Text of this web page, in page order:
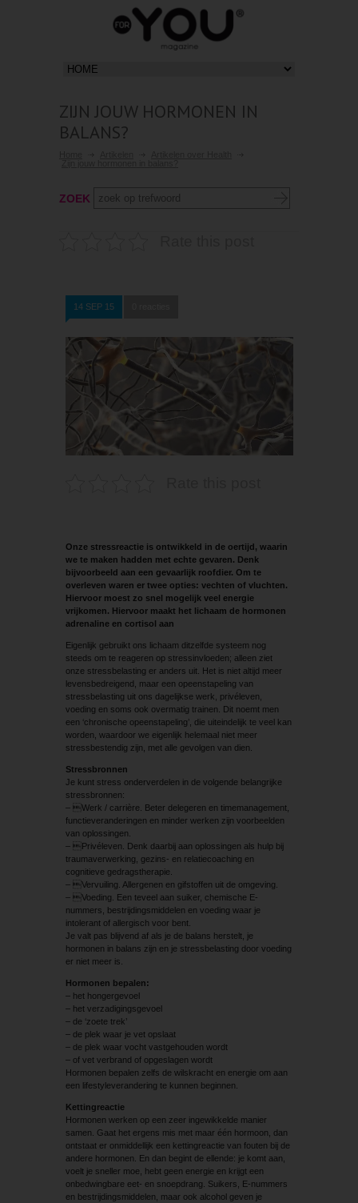
ZIJN JOUW HORMONEN IN
BALANS?
ZOEK
14 SEP 15
Onze stressreactie is ontwikkeld in de oertijd, waarin
we te maken hadden met echte gevaren. Denk
bijvoorbeeld aan een gevaarlijk roofdier. Om te
overleven waren er twee opties: vechten of vluchten.
Hiervoor moest zo snel mogelijk veel energie
vrijkomen. Hiervoor maakt het lichaam de hormonen
adrenaline en cortisol aan
Eigenlijk gebruikt ons lichaam ditzelfde systeem nog
steeds om te reageren op stressinvloeden; alleen ziet
onze stressbelasting er anders uit. Het is niet altijd meer
levensbedreigend, maar een opeenstapeling van
stressbelasting uit ons dagelijkse werk, privéleven,
voeding en soms ook overmatig trainen. Dit noemt men
een ‘chronische opeenstapeling’, die uiteindelijk te veel kan
worden, waardoor we eigenlijk helemaal niet meer
stressbestendig zijn, met alle gevolgen van dien.
Stressbronnen
Je kunt stress onderverdelen in de volgende belangrijke
stressbronnen:
– Werk / carrière. Beter delegeren en timemanagement,
functieveranderingen en minder werken zijn voorbeelden
van oplossingen.
– Privéleven. Denk daarbij aan oplossingen als hulp bij
traumaverwerking, gezins- en relatiecoaching en
cognitieve gedragstherapie.
– Vervuiling. Allergenen en gifstoffen uit de omgeving.
– Voeding. Een teveel aan suiker, chemische E-
nummers, bestrijdingsmiddelen en voeding waar je
intolerant of allergisch voor bent.
Je valt pas blijvend af als je de balans herstelt, je
hormonen in balans zijn en je stressbelasting door voeding
er niet meer is.
Hormonen bepalen:
– het hongergevoel
– het verzadigingsgevoel
– de ‘zoete trek’
– de plek waar je vet opslaat
– de plek waar vocht vastgehouden wordt
– of vet verbrand of opgeslagen wordt
Hormonen bepalen zelfs de wilskracht en energie om aan
een lifestyleverandering te kunnen beginnen.
Kettingreactie
Hormonen werken op een zeer ingewikkelde manier
samen. Gaat het ergens mis met maar één hormoon, dan
ontstaat er onmiddellijk een kettingreactie van fouten bij de
andere hormonen. En dan begint de ellende: je komt aan,
voelt je sneller moe, hebt geen energie en krijgt een
onbedwingbare eet- en snoepdrang. Suikers, E-nummers
en bestrijdingsmiddelen, maar ook alcohol geven je